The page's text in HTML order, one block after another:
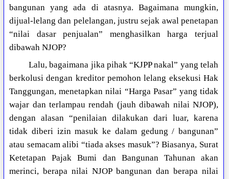
bangunan yang ada di atasnya. Bagaimana mungkin,
dijual-lelang dan pelelangan, justru sejak awal penetapan
“nilai dasar penjualan” menghasilkan harga terjual
dibawah NJOP?
Lalu, bagaimana jika pihak “KJPP nakal” yang telah
berkolusi dengan kreditor pemohon lelang eksekusi Hak
Tanggungan, menetapkan nilai “Harga Pasar” yang tidak
wajar dan terlampau rendah (jauh dibawah nilai NJOP),
dengan alasan “penilaian dilakukan dari luar, karena
tidak diberi izin masuk ke dalam gedung / bangunan”
atau semacam alibi “tiada akses masuk”? Biasanya, Surat
Ketetapan Pajak Bumi dan Bangunan Tahunan akan
merinci, berapa nilai NJOP bangunan dan berapa nilai